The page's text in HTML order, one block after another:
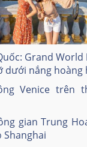
Grand World
dưới nắng hoàng
Venice trên
gian Trung
Shanghai